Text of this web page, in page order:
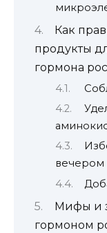
Как
продукты
гормона
вечером
Мифы и
гормоном